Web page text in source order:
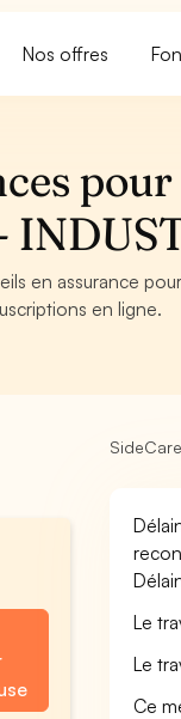
Nos offres
en assurance
en ligne.
SideCare
Le
Le
Ce